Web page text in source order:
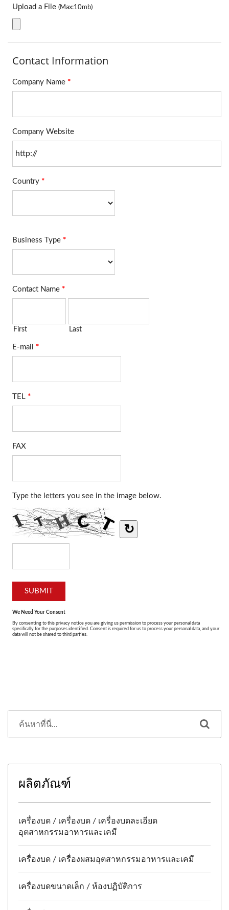
ผลิตภัณฑ์
เครื่องบด / เครื่องบด / เครื่องบดละเอียด
อุตสาหกรรมอาหารและเคมี
เครื่องบด / เครื่องผสมอุตสาหกรรมอาหารและเคมี
เครื่องบดขนาดเล็ก / ห้องปฏิบัติการ